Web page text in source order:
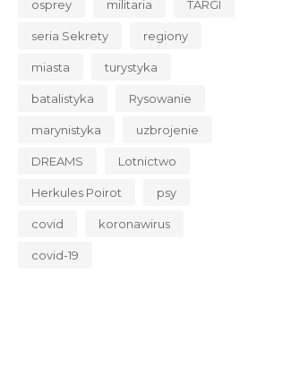
osprey militaria TARGI
seria Sekrety regiony
miasta turystyka
batalistyka Rysowanie
marynistyka uzbrojenie
DREAMS Lotnictwo
Herkules Poirot psy
covid koronawirus
covid-19